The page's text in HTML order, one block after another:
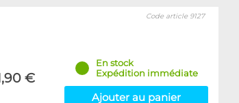
€
Code article 9127
En stock
Expédition immédiate
Ajouter au panier